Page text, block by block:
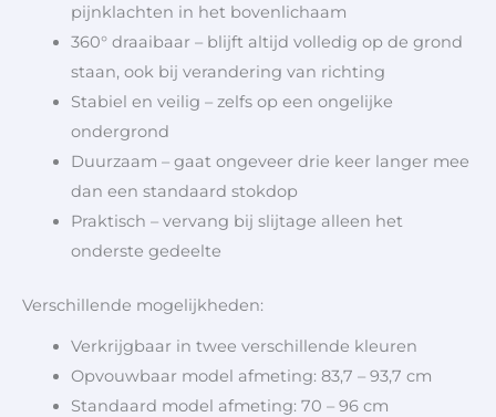
pijnklachten in het bovenlichaam
360° draaibaar – blijft altijd volledig op de grond
staan, ook bij verandering van richting
Stabiel en veilig – zelfs op een ongelijke
ondergrond
Duurzaam – gaat ongeveer drie keer langer mee
dan een standaard stokdop
Praktisch – vervang bij slijtage alleen het
onderste gedeelte
Verschillende mogelijkheden:
Verkrijgbaar in twee verschillende kleuren
Opvouwbaar model afmeting: 83,7 – 93,7 cm
Standaard model afmeting: 70 – 96 cm